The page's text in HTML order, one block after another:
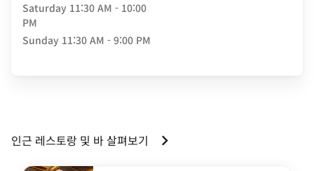
Saturday 11:30 AM - 10:00
PM
Sunday 11:30 AM - 9:00 PM
인근 레스토랑 및 바 살펴보기